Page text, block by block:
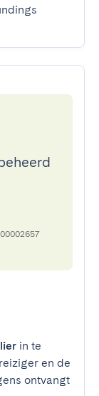
in te
en de
ontvangt